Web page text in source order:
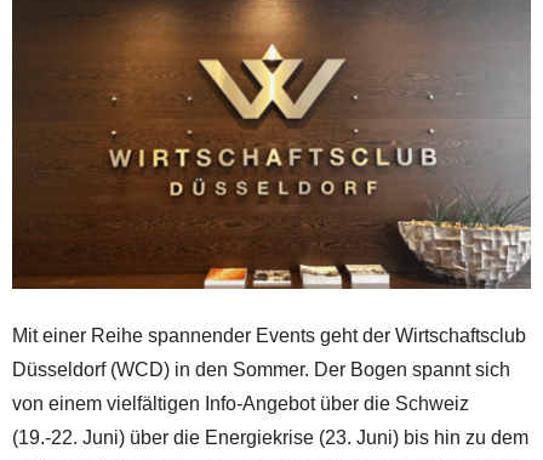
Mit einer Reihe spannender Events geht der Wirtschaftsclub
Düsseldorf (WCD) in den Sommer. Der Bogen spannt sich
von einem vielfältigen Info-Angebot über die Schweiz
(19.-22. Juni) über die Energiekrise (23. Juni) bis hin zu dem